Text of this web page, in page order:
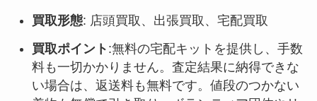
買取形態: 店頭買取、出張買取、宅配買取
買取ポイント :無料の宅配キットを提供し、手数
料も一切かかりません。査定結果に納得できな
い場合は、返送料も無料です。値段のつかない